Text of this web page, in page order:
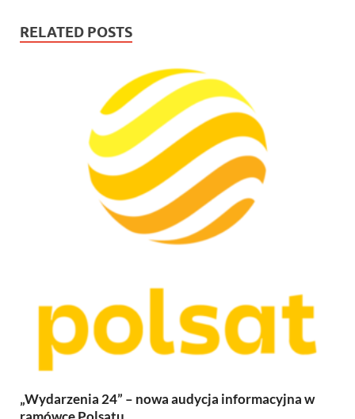
RELATED POSTS
„Wydarzenia 24” – nowa audycja informacyjna w